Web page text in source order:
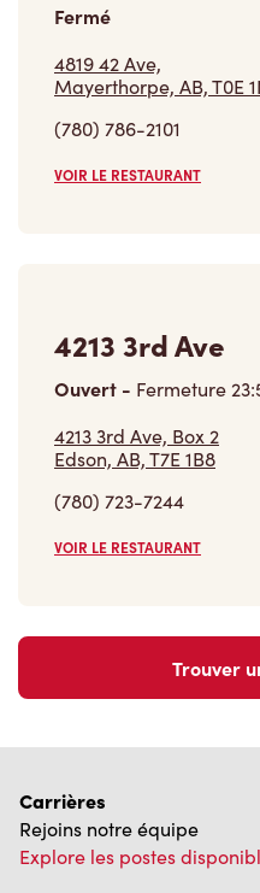
Fermé
4819 42 Ave,
Mayerthorpe, AB, T0E
(780) 786-2101
VOIR LE RESTAURANT
4213 3rd Ave
Ouvert - Fermeture
4213 3rd Ave, Box 2
Edson, AB, T7E 1B8
(780) 723-7244
VOIR LE RESTAURANT
Trouver
Carrières
Rejoins notre équipe
Explore les postes